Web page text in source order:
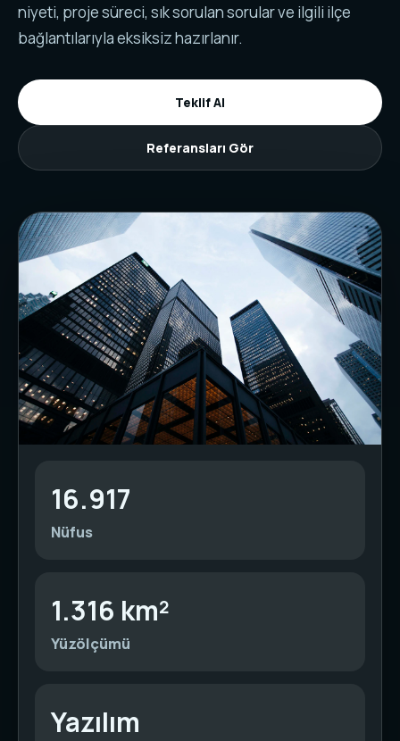
niyeti, proje süreci, sık sorulan sorular ve ilgili ilçe
bağlantılarıyla eksiksiz hazırlanır.
Teklif Al
Referansları Gör
16.917
Nüfus
1.316 km²
Yüzölçümü
Yazılım